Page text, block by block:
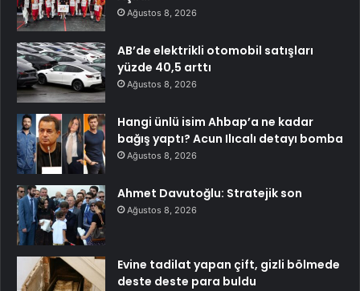
Ağustos 8, 2026
AB’de elektrikli otomobil satışları
yüzde 40,5 arttı
Ağustos 8, 2026
Hangi ünlü isim Ahbap’a ne kadar
bağış yaptı? Acun Ilıcalı detayı bomba
Ağustos 8, 2026
Ahmet Davutoğlu: Stratejik son
Ağustos 8, 2026
Evine tadilat yapan çift, gizli bölmede
deste deste para buldu